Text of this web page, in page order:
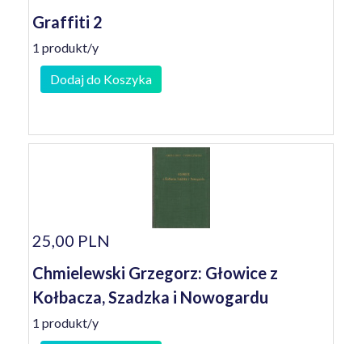
Graffiti 2
1 produkt/y
Dodaj do Koszyka
25,00 PLN
Chmielewski Grzegorz: Głowice z
Kołbacza, Szadzka i Nowogardu
1 produkt/y